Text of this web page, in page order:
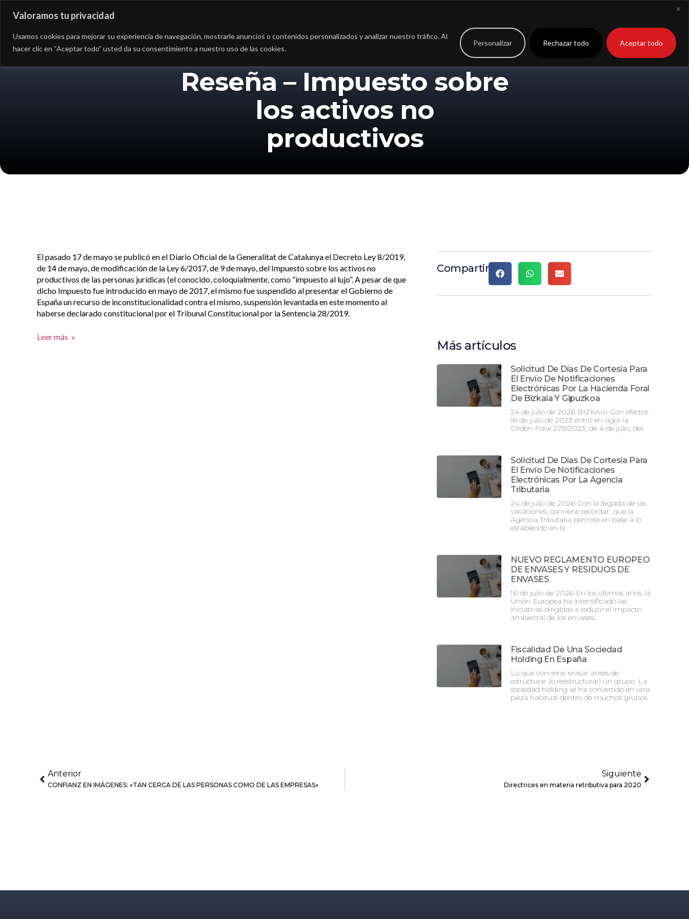
Valoramos tu privacidad
Usamos cookies para mejorar su experiencia de navegación, mostrarle anuncios o contenidos personalizados y analizar nuestro tráfico. Al
hacer clic en “Aceptar todo” usted da su consentimiento a nuestro uso de las cookies.
Personalizar Rechazar todo Aceptar todo
Reseña – Impuesto sobre
los activos no
productivos
El pasado 17 de mayo se publicó en el Diario Oficial de la Generalitat de Catalunya el Decreto Ley 8/2019,
de 14 de mayo, de modificación de la Ley 6/2017, de 9 de mayo, del Impuesto sobre los activos no
productivos de las personas jurídicas (el conocido, coloquialmente, como “impuesto al lujo”. A pesar de que
dicho Impuesto fue introducido en mayo de 2017, el mismo fue suspendido al presentar el Gobierno de
España un recurso de inconstitucionalidad contra el mismo, suspensión levantada en este momento al
haberse declarado constitucional por el Tribunal Constitucional por la Sentencia 28/2019.
Leer más »
Compartir
Más artículos
Solicitud De Días De Cortesía Para
El Envío De Notificaciones
Electrónicas Por La Hacienda Foral
De Bizkaia Y Gipuzkoa
24 de julio de 2026 BIZKAIA Con efectos
18 de julio de 2023 entró en vigor la
Orden Foral 279/2023, de 4 de julio, del
Solicitud De Días De Cortesía Para
El Envío De Notificaciones
Electrónicas Por La Agencia
Tributaria
24 de julio de 2026 Con la llegada de las
vacaciones, conviene recordar que la
Agencia Tributaria permite en base a lo
establecido en la
NUEVO REGLAMENTO EUROPEO
DE ENVASES Y RESIDUOS DE
ENVASES
16 de julio de 2026 En los últimos años, la
Unión Europea ha intensificado las
iniciativas dirigidas a reducir el impacto
ambiental de los envases,
Fiscalidad De Una Sociedad
Holding En España
Lo que conviene revisar antes de
estructurar (o reestructurar) un grupo. La
sociedad holding se ha convertido en una
pieza habitual dentro de muchos grupos
Anterior
CONFIANZ EN IMÁGENES: «TAN CERCA DE LAS PERSONAS COMO DE LAS EMPRESAS»
Siguiente
Directrices en materia retributiva para 2020